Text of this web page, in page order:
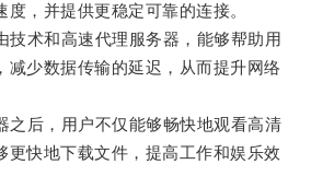
，并提供更稳定可靠的连接。
术和高速代理服务器，能够帮助用
减少数据传输的延迟，从而提升网络
后，用户不仅能够畅快地观看高清
更快地下载文件，提高工作和娱乐效